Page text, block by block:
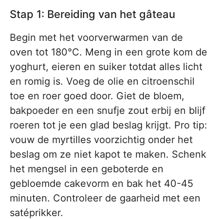
Stap 1: Bereiding van het gâteau
Begin met het voorverwarmen van de
oven tot 180°C. Meng in een grote kom de
yoghurt, eieren en suiker totdat alles licht
en romig is. Voeg de olie en citroenschil
toe en roer goed door. Giet de bloem,
bakpoeder en een snufje zout erbij en blijf
roeren tot je een glad beslag krijgt. Pro tip:
vouw de myrtilles voorzichtig onder het
beslag om ze niet kapot te maken. Schenk
het mengsel in een geboterde en
gebloemde cakevorm en bak het 40-45
minuten. Controleer de gaarheid met een
satéprikker.